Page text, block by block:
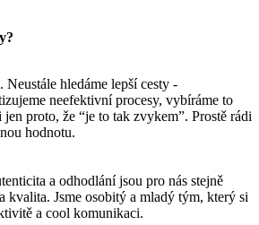
hledáme lepší cesty -
neefektivní procesy, vybíráme to
jen proto, že “je to tak zvykem”. Prostě rádi
hodnotu.
a odhodlání jsou pro nás stejně
kvalita. Jsme osobitý a mladý tým, který si
a cool komunikaci.